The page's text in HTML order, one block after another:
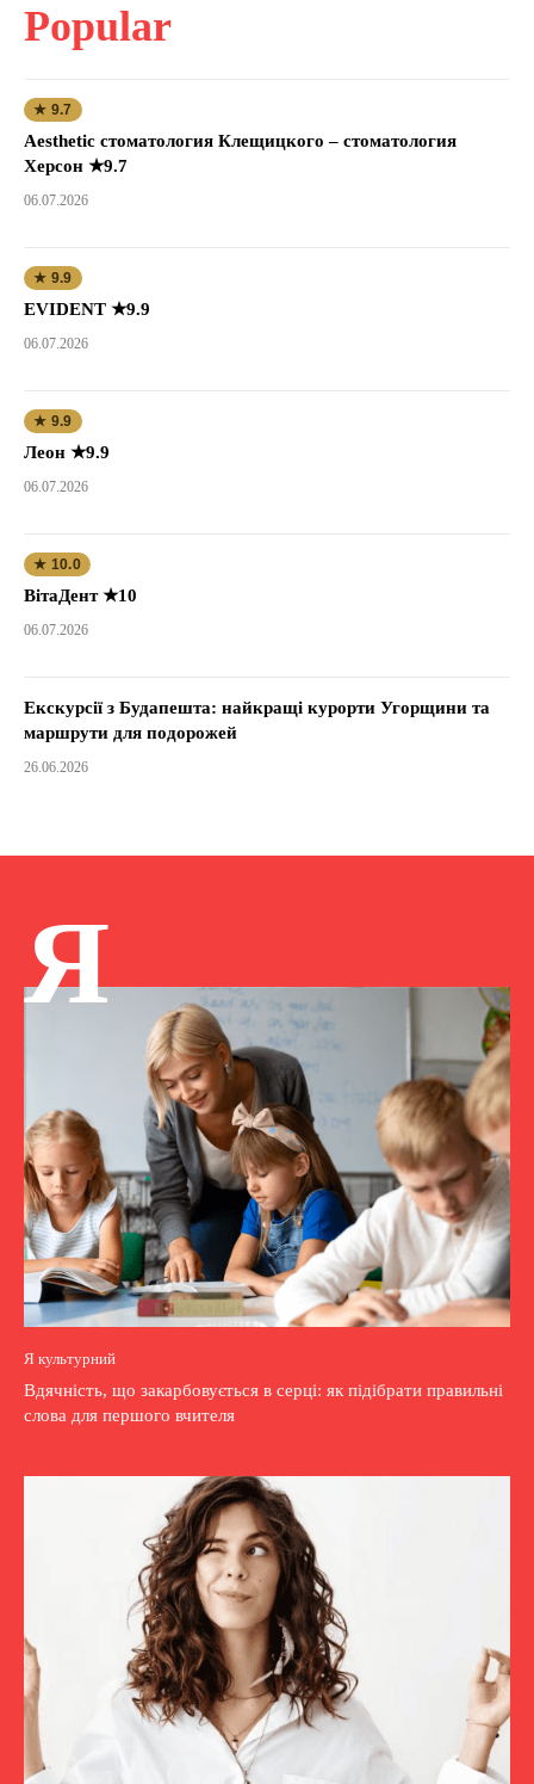
Popular
★ 9.7
Aesthetic стоматология Клещицкого – стоматология
Херсон ★9.7
06.07.2026
★ 9.9
EVIDENT ★9.9
06.07.2026
★ 9.9
Леон ★9.9
06.07.2026
★ 10.0
ВітаДент ★10
06.07.2026
Екскурсії з Будапешта: найкращі курорти Угорщини та
маршрути для подорожей
26.06.2026
Я
Я культурний
Вдячність, що закарбовується в серці: як підібрати правильні
слова для першого вчителя